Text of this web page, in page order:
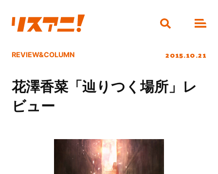
REVIEW&COLUMN 2015.10.21
花澤香菜「辿りつく場所」レ
ビュー